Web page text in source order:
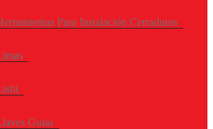
Para Instalación Cerraduras
Guias